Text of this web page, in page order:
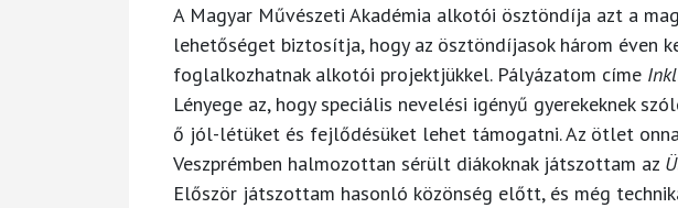
A Magyar Művészeti Akadémia alkotói ösztöndíja azt a
lehetőséget biztosítja, hogy az ösztöndíjasok három éven
foglalkozhatnak alkotói projektjükkel. Pályázatom címe
Lényege az, hogy speciális nevelési igényű gyerekeknek
ő jól-létüket és fejlődésüket lehet támogatni. Az ötlet
Veszprémben halmozottan sérült diákoknak játszottam az
Először játszottam hasonló közönség előtt, és még